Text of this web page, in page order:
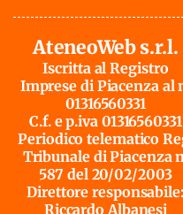
AteneoWeb s.r.l.
Iscritta al Registro
Imprese di Piacenza al
01316560331
C.f. e p.iva 01316560331
Periodico telematico
Tribunale di Piacenza
587 del 20/02/2003
Direttore responsabile:
Riccardo Albanesi